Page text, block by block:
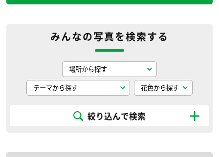
みんなの写真を検索する
絞り込んで検索